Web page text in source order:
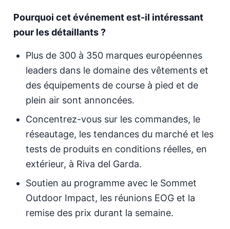
Pourquoi cet événement est-il intéressant
pour les détaillants ?
Plus de 300 à 350 marques européennes
leaders dans le domaine des vêtements et
des équipements de course à pied et de
plein air sont annoncées.
Concentrez-vous sur les commandes, le
réseautage, les tendances du marché et les
tests de produits en conditions réelles, en
extérieur, à Riva del Garda.
Soutien au programme avec le Sommet
Outdoor Impact, les réunions EOG et la
remise des prix durant la semaine.